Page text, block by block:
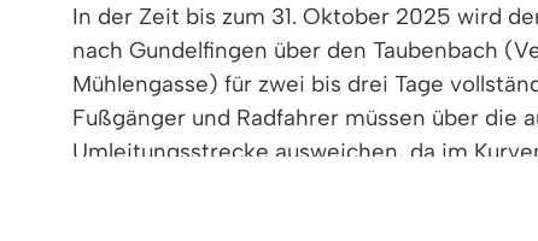
In der Zeit bis zum 31. Oktober 2025 wird
nach Gundelfingen über den Taubenbach
Mühlengasse) für zwei bis drei Tage
Fußgänger und Radfahrer müssen über die
Umleitungsstrecke ausweichen, da im